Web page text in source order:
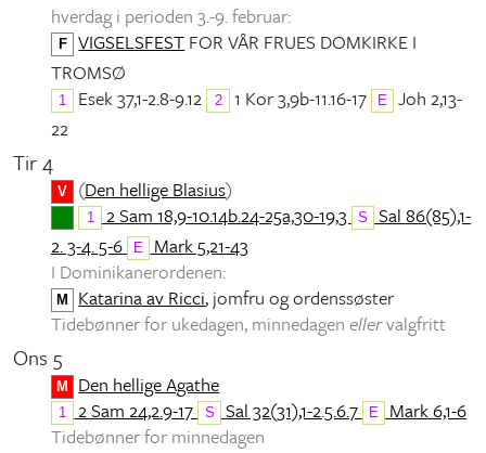
hverdag i perioden 3.-9. februar:
F VIGSELSFEST FOR VÅR FRUES DOMKIRKE I
TROMSØ
1 Esek 37,1-2.8-9.12 2 1 Kor 3,9b-11.16-17 E
Joh 2,13-
22
Tir 4
V (Den hellige Blasius)
1 2 Sam 18,9-10.14b.24-25a,30-19,3 S
Sal 86(85),1-
2. 3-4. 5-6
E
Mark 5,21-43
I Dominikanerordenen:
M Katarina av Ricci, jomfru og ordenssøster
Tidebønner for ukedagen, minnedagen ellervalgfritt
Ons 5
M Den hellige Agathe
1 2 Sam 24,2.9-17 S Sal 32(31),1-2.5.6.7 E
Mark 6,1-6
Tidebønner for minnedagen